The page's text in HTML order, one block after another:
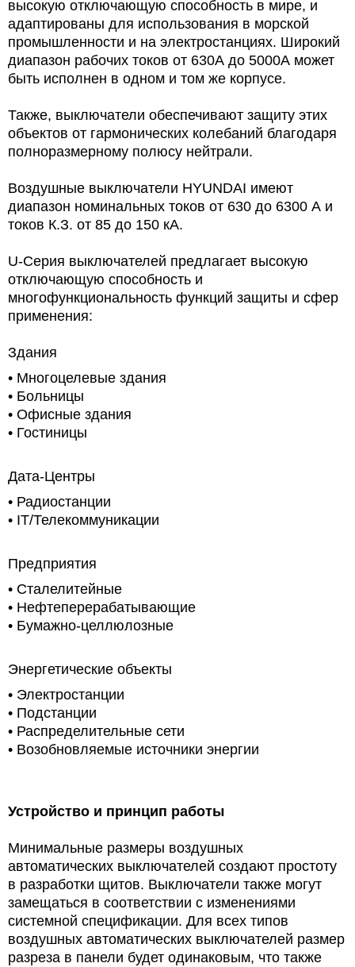
высокую отключающую способность в мире, и
адаптированы для использования в морской
промышленности и на электростанциях. Широкий
диапазон рабочих токов от 630А до 5000А может
быть исполнен в одном и том же корпусе.
Также, выключатели обеспечивают защиту этих
объектов от гармонических колебаний благодаря
полноразмерному полюсу нейтрали.
Воздушные выключатели HYUNDAI имеют
диапазон номинальных токов от 630 до 6300 А и
токов К.З. от 85 до 150 кА.
U-Серия выключателей предлагает высокую
отключающую способность и
многофункциональность функций защиты и сфер
применения:
Здания
• Многоцелевые здания
• Больницы
• Офисные здания
• Гостиницы
Дата-Центры
• Радиостанции
• IT/Телекоммуникации
Предприятия
• Сталелитейные
• Нефтеперерабатывающие
• Бумажно-целлюлозные
Энергетические объекты
• Электростанции
• Подстанции
• Распределительные сети
• Возобновляемые источники энергии
Устройство и принцип работы
Минимальные размеры воздушных
автоматических выключателей создают простоту
в разработки щитов. Выключатели также могут
замещаться в соответствии с изменениями
системной спецификации. Для всех типов
воздушных автоматических выключателей размер
разреза в панели будет одинаковым, что также